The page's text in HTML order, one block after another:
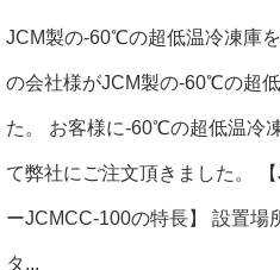
JCM製の-60℃の超低温冷凍庫
の会社様がJCM製の-60℃の超
た。 お客様に-60℃の超低温冷
て弊社にご注文頂きました。
ーJCMCC-100の特長】 設置場
タ...